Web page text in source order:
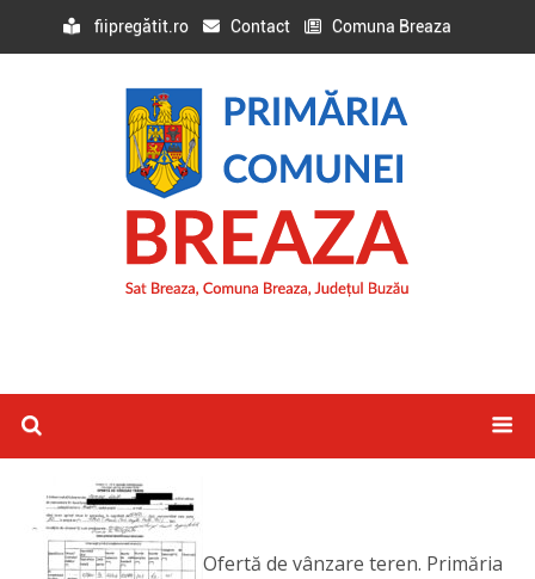
fiipregătit.ro Contact Comuna Breaza
Ofertă de vânzare teren. Primăria